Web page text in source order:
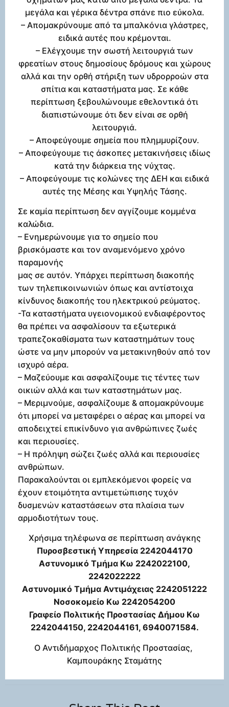
μεγάλα και γέρικα δέντρα σπάνε πιο εύκολα.
– Απομακρύνουμε από τα μπαλκόνια γλάστρες,
ειδικά αυτές που κρέμονται.
– Ελέγχουμε την σωστή λειτουργιά των
φρεατίων στους δημοσίους δρόμους και χώρους
αλλά και την ορθή στήριξη των υδρορροών στα
σπίτια και καταστήματα μας. Σε κάθε
περίπτωση ξεβουλώνουμε εθελοντικά ότι
διαπιστώνουμε ότι δεν είναι σε ορθή
λειτουργιά.
– Αποφεύγουμε σημεία που πλημμυρίζουν.
– Αποφεύγουμε τις άσκοπες μετακινήσεις ιδίως
κατά την διάρκεια της νύχτας.
– Αποφεύγουμε τις κολώνες της ΔΕΗ και ειδικά
αυτές της Μέσης και Υψηλής Τάσης.
Σε καμία περίπτωση δεν αγγίζουμε κομμένα
καλώδια.
– Ενημερώνουμε για το σημείο που
βρισκόμαστε και τον αναμενόμενο χρόνο
παραμονής
μας σε αυτόν. Υπάρχει περίπτωση διακοπής
των τηλεπικοινωνιών όπως και αντίστοιχα
κίνδυνος διακοπής του ηλεκτρικού ρεύματος.
-Τα καταστήματα υγειονομικού ενδιαφέροντος
θα πρέπει να ασφαλίσουν τα εξωτερικά
τραπεζοκαθίσματα των καταστημάτων τους
ώστε να μην μπορούν να μετακινηθούν από τον
ισχυρό αέρα.
– Μαζεύουμε και ασφαλίζουμε τις τέντες των
οικιών αλλά και των καταστημάτων μας.
– Μεριμνούμε, ασφαλίζουμε & απομακρύνουμε
ότι μπορεί να μεταφέρει ο αέρας και μπορεί να
αποδειχτεί επικίνδυνο για ανθρώπινες ζωές
και περιουσίες.
– Η πρόληψη σώζει ζωές αλλά και περιουσίες
ανθρώπων.
Παρακαλούνται οι εμπλεκόμενοι φορείς να
έχουν ετοιμότητα αντιμετώπισης τυχόν
δυσμενών καταστάσεων στα πλαίσια των
αρμοδιοτήτων τους.
Χρήσιμα τηλέφωνα σε περίπτωση ανάγκης
Πυροσβεστική Υπηρεσία 2242044170
Αστυνομικό Τμήμα Κω 2242022100,
2242022222
Αστυνομικό Τμήμα Αντιμάχειας 2242051222
Νοσοκομείο Κω 2242054200
Γραφείο Πολιτικής Προστασίας Δήμου Κω
2242044150, 2242044161, 6940071584.
Ο Αντιδήμαρχος Πολιτικής Προστασίας,
Καμπουράκης Σταμάτης